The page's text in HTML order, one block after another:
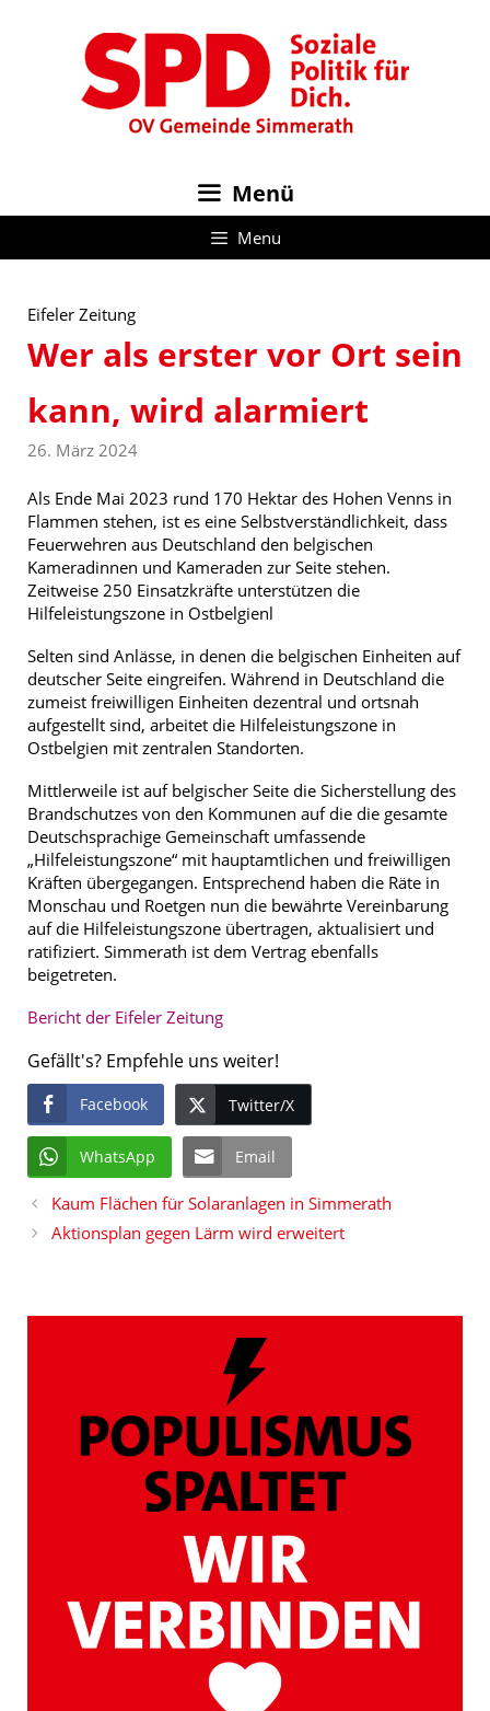
Menü
Menu
Eifeler Zeitung
Wer als erster vor Ort sein
kann, wird alarmiert
26. März 2024
Als Ende Mai 2023 rund 170 Hektar des Hohen Venns in
Flammen stehen, ist es eine Selbstverständlichkeit, dass
Feuerwehren aus Deutschland den belgischen
Kameradinnen und Kameraden zur Seite stehen.
Zeitweise 250 Einsatzkräfte unterstützen die
Hilfeleistungszone in Ostbelgienl
Selten sind Anlässe, in denen die belgischen Einheiten auf
deutscher Seite eingreifen. Während in Deutschland die
zumeist freiwilligen Einheiten dezentral und ortsnah
aufgestellt sind, arbeitet die Hilfeleistungszone in
Ostbelgien mit zentralen Standorten.
Mittlerweile ist auf belgischer Seite die Sicherstellung des
Brandschutzes von den Kommunen auf die die gesamte
Deutschsprachige Gemeinschaft umfassende
„Hilfeleistungszone“ mit hauptamtlichen und freiwilligen
Kräften übergegangen. Entsprechend haben die Räte in
Monschau und Roetgen nun die bewährte Vereinbarung
auf die Hilfeleistungszone übertragen, aktualisiert und
ratifiziert. Simmerath ist dem Vertrag ebenfalls
beigetreten.
Bericht der Eifeler Zeitung
Gefällt's? Empfehle uns weiter!
Facebook Twitter/X
WhatsApp Email
Kaum Flächen für Solaranlagen in Simmerath
Aktionsplan gegen Lärm wird erweitert